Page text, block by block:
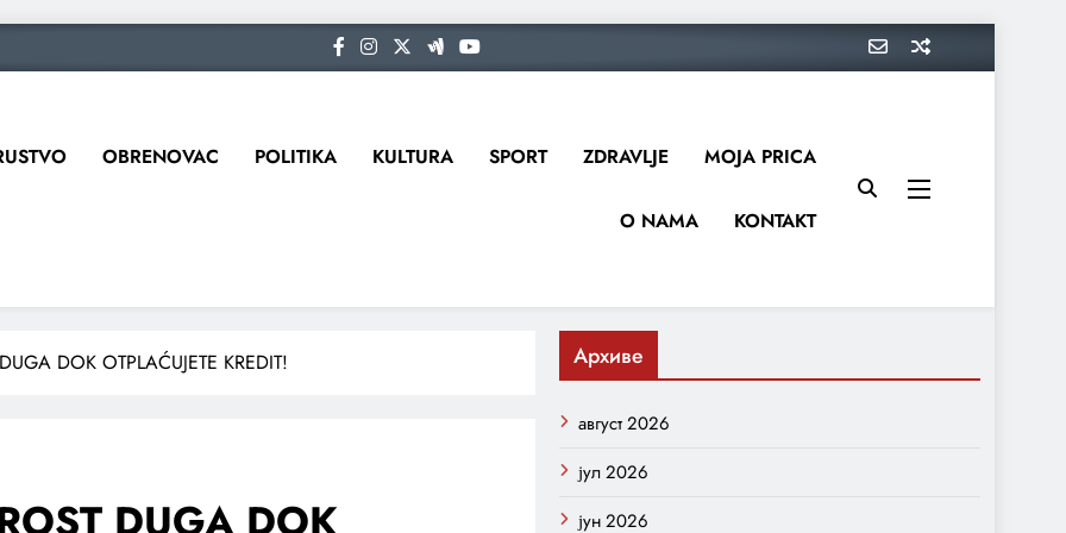
OBRENOVAC POLITIKA KULTURA SPORT ZDRAVLJE MOJA PRICA
O NAMA KONTAKT
DOK OTPLAĆUJETE KREDIT! Архиве
август 2026
јул 2026
јун 2026